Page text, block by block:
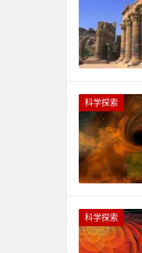
科学探索
科学探索